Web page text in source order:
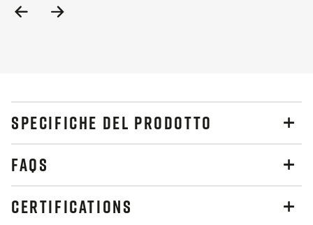
Previous
SPECIFICHE DEL PRODOTTO
FAQS
CERTIFICATIONS